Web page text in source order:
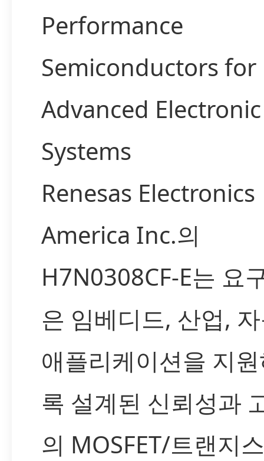
Performance
Semiconductors for
Advanced Electronic
Systems
Renesas Electronics
America Inc.의
H7N0308CF-E는 요
은 임베디드, 산업,
애플리케이션을 지
록 설계된 신뢰성과
의 MOSFET/트랜지